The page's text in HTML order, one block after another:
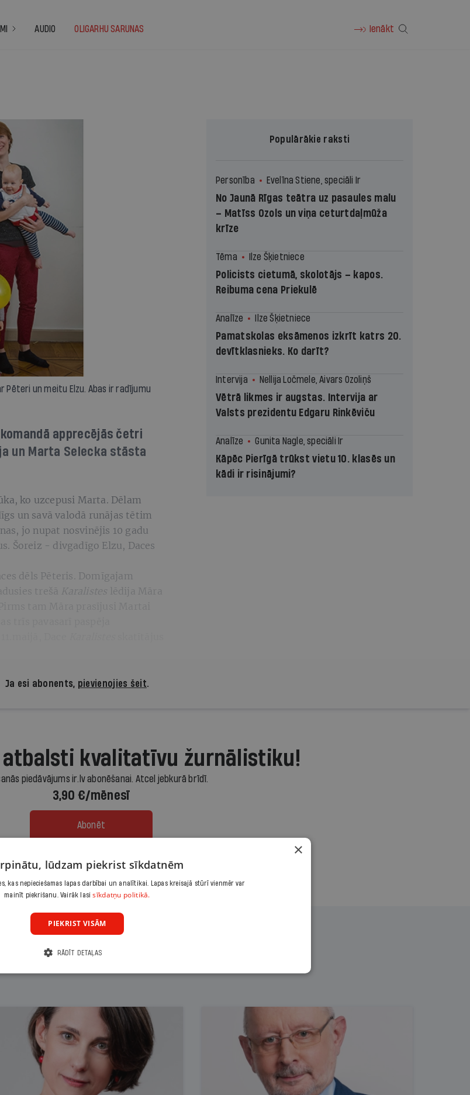
AUDIO OLIGARHU SARUNAS Ienākt
Pēteri un meitu Elzu. Abas ir radījumu
apprecējās četri
un Marta Selecka stāsta
ko uzcepusi Marta. Dēlam
un savā valodā runājas tētim
jo nupat nosvinējis 10 gadu
Šoreiz - divgadīgo Elzu, Daces
dēls Pēteris. Domīgajam
trešā Karalistes lēdija Māra
Populārākie raksti
Personība Evelīna Stiene, speciāli Ir
No Jaunā Rīgas teātra uz pasaules malu
– Matīss Ozols un viņa ceturtdaļmūža
krīze
Tēma Ilze Šķietniece
Policists cietumā, skolotājs – kapos.
Reibuma cena Priekulē
Analīze Ilze Šķietniece
Pamatskolas eksāmenos izkrīt katrs 20.
devītklasnieks. Ko darīt?
Intervija Nellija Ločmele, Aivars Ozoliņš
Vētrā likmes ir augstas. Intervija ar
Valsts prezidentu Edgaru Rinkēviču
Analīze Gunita Nagle, speciāli Ir
Kāpēc Pierīgā trūkst vietu 10. klasēs un
kādi ir risinājumi?
Ja esi abonents, pievienojies šeit.
kvalitatīvu žurnālistiku!
piedāvājums ir.lv abonēšanai. Atcel jebkurā brīdī.
3,90 €/mēnesī
Abonēt
Citas abonēšanas iespējas meklē šeit
×
lūdzam piekrist sīkdatnēm
kas nepieciešamas lapas darbībai un analītikai. Lapas kreisajā stūrī vienmēr var
mainīt piekrišanu. Vairāk lasisīkdatņu politikā.
PIEKRIST VISĀM
RĀDĪT DETAĻAS